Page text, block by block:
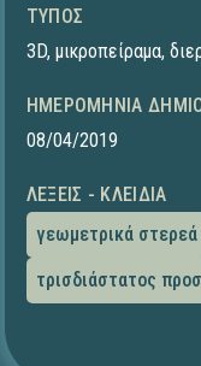
ΤΎΠΟΣ
3D, μικροπείραμα,
ΗΜΕΡΟΜΗΝΊΑ
08/04/2019
ΛΈΞΕΙΣ - ΚΛΕΙΔΙΆ
γεωμετρικά στερεά
τρισδιάστατος